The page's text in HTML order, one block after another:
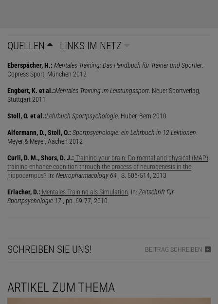
QUELLEN LINKS IM NETZ
Eberspächer, H.: Mentales Training: Das Handbuch für Trainer und Sportler.
Copress Sport, München 2012
Engbert, K. et al.:Mentales Training im Leistungssport . Neuer Sportverlag,
Stuttgart 2011
Stoll, O. et al.:Lehrbuch Sportpsychologie . Huber, Bern 2010
Alfermann, D., Stoll, O.: Sportpsychologie: ein Lehrbuch in 12 Lektionen
Meyer & Meyer, Aachen 2012
Curli, D. M., Shors, D. J.: Training your brain: Do mental and physical (MAP)
training enhance cognition through the process of neurogenesis in the
hippocampus? In: Neuropharmacology 64 , S. 506-514, 2013
Erlacher, D.: Mentales Training als Simulation . In: Zeitschrift für
Sportpsychologie 17 , pp. 69-77, 2010
SCHREIBEN SIE UNS! BEITRAG SCHREIBEN
ARTIKEL ZUM THEMA